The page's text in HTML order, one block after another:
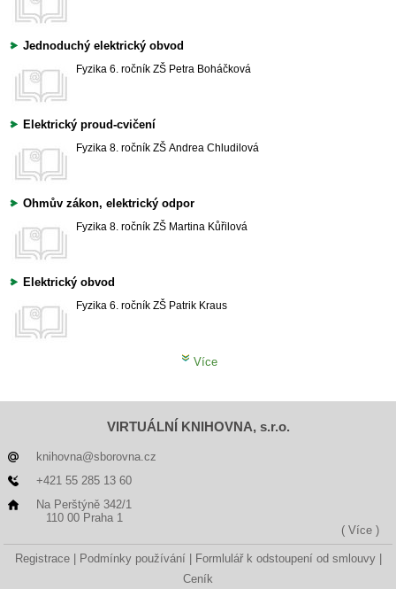
Jednoduchý elektrický obvod
Fyzika 6. ročník ZŠ Petra Boháčková
Elektrický proud-cvičení
Fyzika 8. ročník ZŠ Andrea Chludilová
Ohmův zákon, elektrický odpor
Fyzika 8. ročník ZŠ Martina Kůřilová
Elektrický obvod
Fyzika 6. ročník ZŠ Patrik Kraus
Více
VIRTUÁLNÍ KNIHOVNA, s.r.o.
knihovna@sborovna.cz
+421 55 285 13 60
Na Perštýně 342/1
110 00 Praha 1
( Více )
Registrace Podmínky používání
Formlulář k odstoupení od smlouvy
Ceník